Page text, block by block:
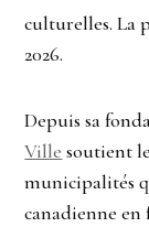
culturelles. La
2026.
Depuis sa
Ville soutient
municipalités
canadienne en